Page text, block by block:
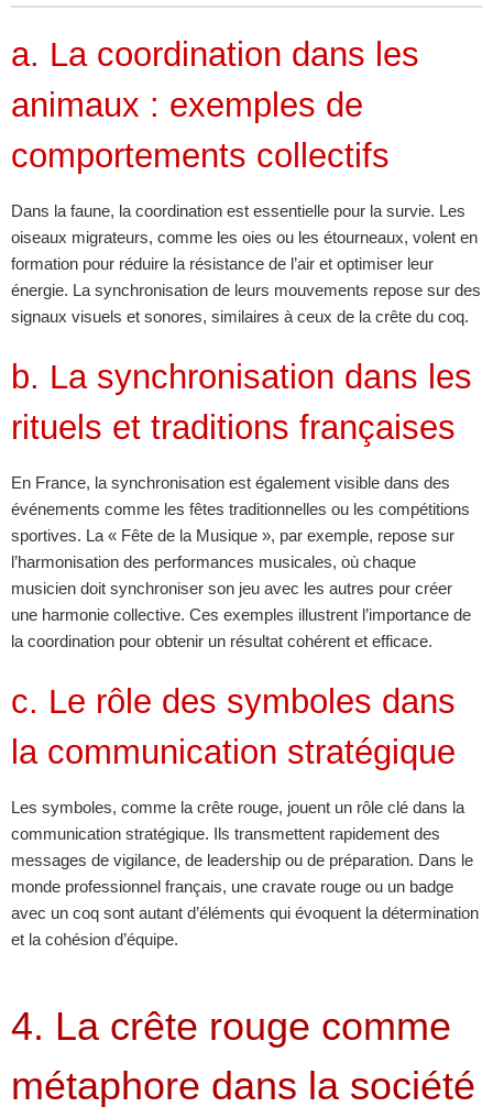
a. La coordination dans les
animaux : exemples de
comportements collectifs
Dans la faune, la coordination est essentielle pour la survie. Les
oiseaux migrateurs, comme les oies ou les étourneaux, volent en
formation pour réduire la résistance de l’air et optimiser leur
énergie. La synchronisation de leurs mouvements repose sur des
signaux visuels et sonores, similaires à ceux de la crête du coq.
b. La synchronisation dans les
rituels et traditions françaises
En France, la synchronisation est également visible dans des
événements comme les fêtes traditionnelles ou les compétitions
sportives. La « Fête de la Musique », par exemple, repose sur
l’harmonisation des performances musicales, où chaque
musicien doit synchroniser son jeu avec les autres pour créer
une harmonie collective. Ces exemples illustrent l’importance de
la coordination pour obtenir un résultat cohérent et efficace.
c. Le rôle des symboles dans
la communication stratégique
Les symboles, comme la crête rouge, jouent un rôle clé dans la
communication stratégique. Ils transmettent rapidement des
messages de vigilance, de leadership ou de préparation. Dans le
monde professionnel français, une cravate rouge ou un badge
avec un coq sont autant d’éléments qui évoquent la détermination
et la cohésion d’équipe.
4. La crête rouge comme
métaphore dans la société